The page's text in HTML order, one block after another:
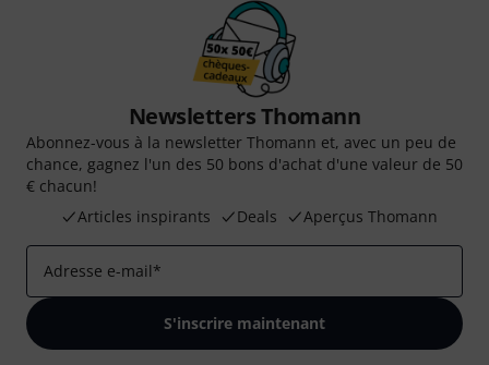
Newsletters Thomann
Abonnez-vous à la newsletter Thomann et, avec un peu de
chance, gagnez l'un des 50 bons d'achat d'une valeur de 50
€ chacun!
Articles inspirants
Deals Aperçus Thomann
Adresse e-mail*
S'inscrire maintenant